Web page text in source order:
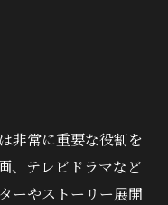
非常に重要な役割を
、テレビドラマなど
ーやストーリー展開